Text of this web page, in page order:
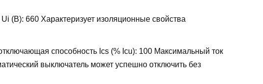
(В): 660 Характеризует изоляционные свойства
способность Ics (% Icu): 100 Максимальный ток
выключатель может успешно отключить без